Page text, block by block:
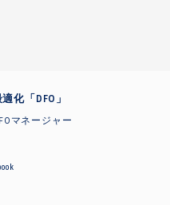
化「DFO」
マネージャー